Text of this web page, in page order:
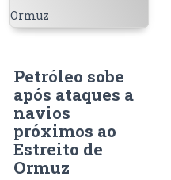
Petróleo sobe
após ataques a
navios
próximos ao
Estreito de
Ormuz